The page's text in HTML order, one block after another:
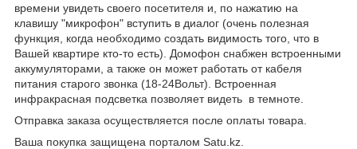
времени увидеть своего посетителя и, по нажатию на
клавишу "микрофон" вступить в диалог (очень полезная
функция, когда необходимо создать видимость того, что в
Вашей квартире кто-то есть). Домофон снабжен встроенными
аккумуляторами, а также он может работать от кабеля
питания старого звонка (18-24Вольт). Встроенная
инфракрасная подсветка позволяет видеть в темноте.
Отправка заказа осуществляется после оплаты товара.
Ваша покупка защищена порталом Satu.kz.